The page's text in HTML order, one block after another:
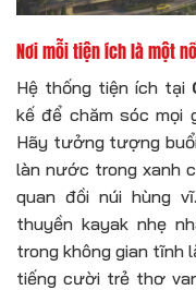
Nơi mỗi tiện ích là một
Hệ thống tiện ích tại
kế để chăm sóc mọi
Hãy tưởng tượng
làn nước trong xanh
quan đồi núi hùng
thuyền kayak nhẹ
trong không gian tĩnh
tiếng cười trẻ thơ